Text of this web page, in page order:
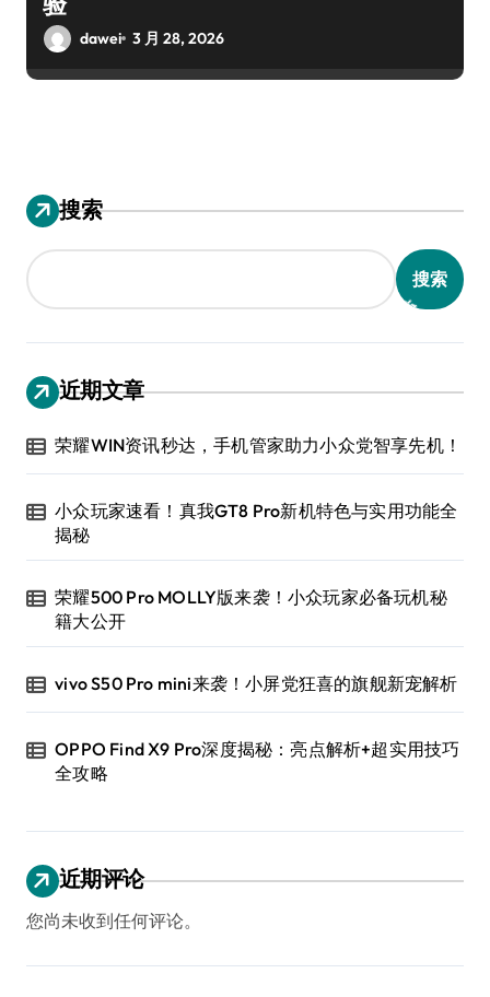
dawei 3 月 28, 2026
搜索
搜索
近期文章
荣耀WIN资讯秒达，手机管家助力小众党智享先机！
小众玩家速看！真我GT8 Pro新机特色与实用功能全
揭秘
荣耀500 Pro MOLLY版来袭！小众玩家必备玩机秘
籍大公开
vivo S50 Pro mini来袭！小屏党狂喜的旗舰新宠解析
OPPO Find X9 Pro深度揭秘：亮点解析+超实用技巧
全攻略
近期评论
您尚未收到任何评论。